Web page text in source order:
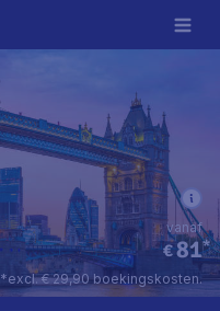
€81*
vanaf
*excl. € 29,90 boekingskosten.